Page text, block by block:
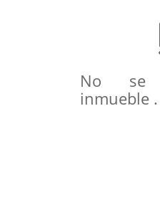
No se
inmueble .